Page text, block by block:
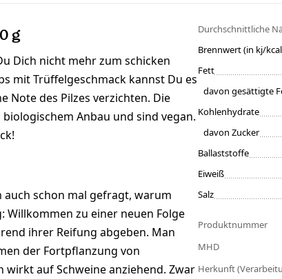
g
Dich nicht mehr zum schicken
mit Trüffelgeschmack kannst Du es
Note des Pilzes verzichten. Die
Anbau und sind vegan.
auch schon mal gefragt, warum
Willkommen zu einer neuen Folge
ihrer Reifung abgeben. Man
der Fortpflanzung von
wirkt auf Schweine anziehend. Zwar
Durchschnittliche
Brennwert (in kj/
Fett
davon gesättigte
Kohlenhydrate
davon Zucker
Ballaststoffe
Eiweiß
Salz
Produktnummer
MHD
Herkunft